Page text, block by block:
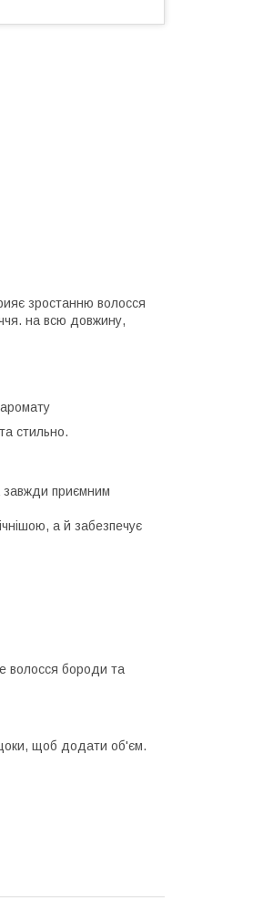
зростанню волосся
на всю довжину,
стильно.
завжди приємним
а й забезпечує
волосся бороди та
щоки, щоб додати об'єм.